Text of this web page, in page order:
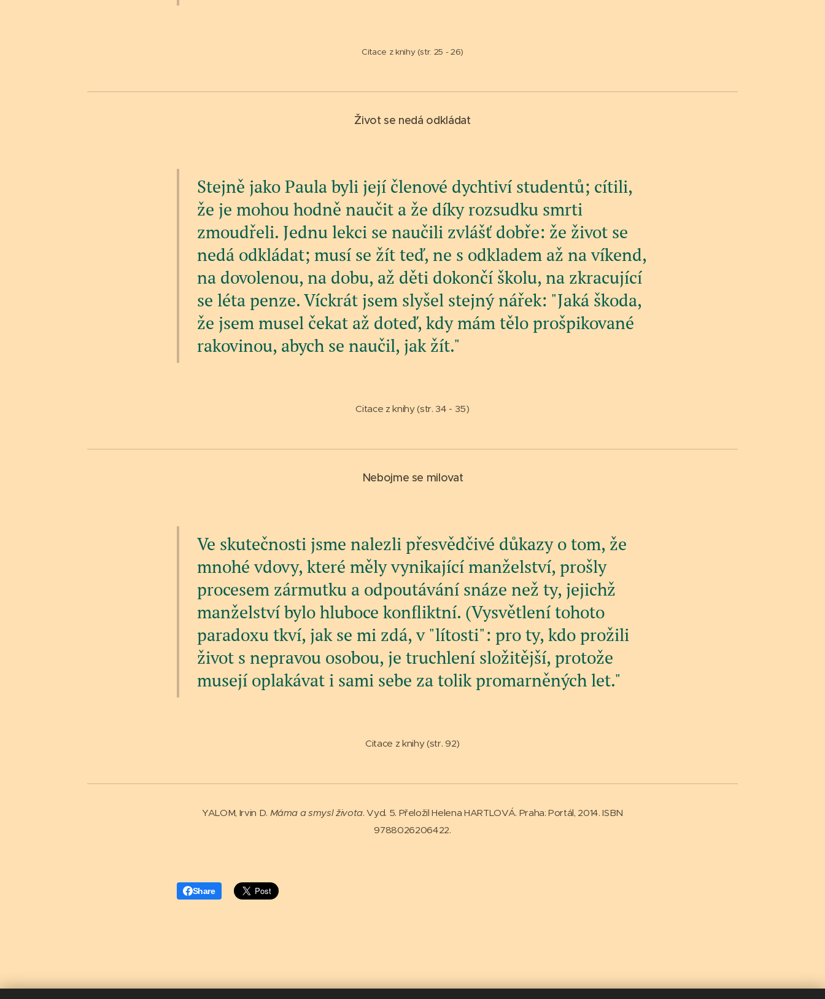
Citace z knihy (str. 25 - 26)
Život se nedá odkládat
Stejně jako Paula byli její členové dychtiví studentů; cítili,
že je mohou hodně naučit a že díky rozsudku smrti
zmoudřeli. Jednu lekci se naučili zvlášť dobře: že život se
nedá odkládat; musí se žít teď, ne s odkladem až na víkend,
na dovolenou, na dobu, až děti dokončí školu, na zkracující
se léta penze. Víckrát jsem slyšel stejný nářek: "Jaká škoda,
že jsem musel čekat až doteď, kdy mám tělo prošpikované
rakovinou, abych se naučil, jak žít."
Citace z knihy (str. 34 - 35)
Nebojme se milovat
Ve skutečnosti jsme nalezli přesvědčivé důkazy o tom, že
mnohé vdovy, které měly vynikající manželství, prošly
procesem zármutku a odpoutávání snáze než ty, jejichž
manželství bylo hluboce konfliktní. (Vysvětlení tohoto
paradoxu tkví, jak se mi zdá, v "lítosti": pro ty, kdo prožili
život s nepravou osobou, je truchlení složitější, protože
musejí oplakávat i sami sebe za tolik promarněných let."
Citace z knihy (str. 92)
YALOM, Irvin D. Máma a smysl života. Vyd. 5. Přeložil Helena HARTLOVÁ. Praha: Portál, 2014. ISBN
9788026206422.
Share